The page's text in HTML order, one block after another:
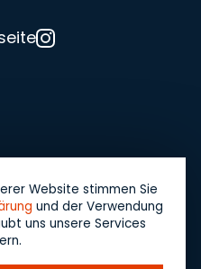
Website stimmen Sie
und der Verwendung
uns unsere Services